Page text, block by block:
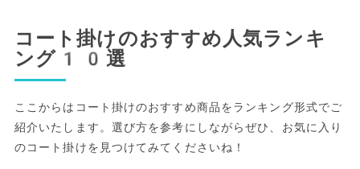
コート掛けのおすすめ人気ランキ
ング10選
ここからはコート掛けのおすすめ商品をランキング形式でご
紹介いたします。選び方を参考にしながらぜひ、お気に入り
のコート掛けを見つけてみてくださいね！